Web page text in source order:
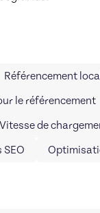
Référencement local
le référencement
Vitesse de